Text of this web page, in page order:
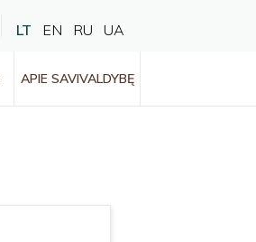
LT EN RU UA
APIE SAVIVALDYBĘ